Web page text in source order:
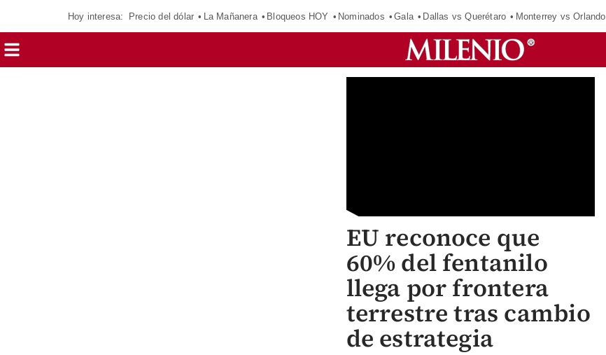
Hoy interesa: Precio del dólar La Mañanera Bloqueos HOY Nominados Gala Dallas vs Querétaro Monterrey vs Orlando
EU reconoce que
60% del fentanilo
llega por frontera
terrestre tras cambio
de estrategia